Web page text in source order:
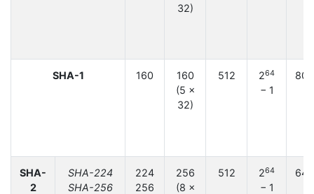
32)
SHA-1 160
160
(5 ×
32)
512 264
− 1
80
SHA-
2
SHA-224
SHA-256
224
256
256
(8 ×
512 264
− 1
64